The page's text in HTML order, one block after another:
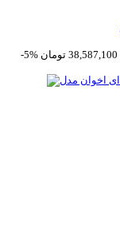
-5%
38,587,100 تومان